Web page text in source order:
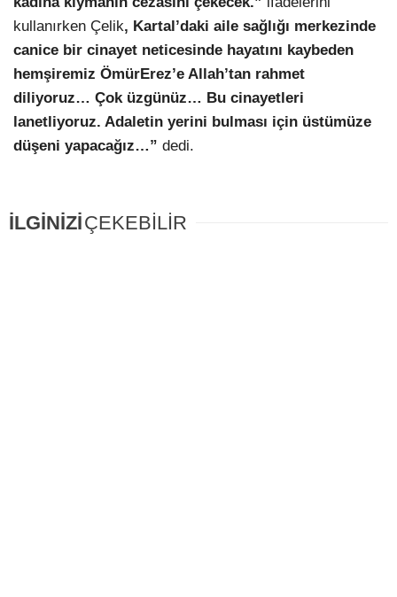
kullanırken Çelik, Kartal’daki aile sağlığı merkezinde
canice bir cinayet neticesinde hayatını kaybeden
hemşiremiz ÖmürErez’e Allah’tan rahmet
diliyoruz… Çok üzgünüz… Bu cinayetleri
lanetliyoruz. Adaletin yerini bulması için üstümüze
düşeni yapacağız…” dedi.
İLGİNİZİÇEKEBİLİR